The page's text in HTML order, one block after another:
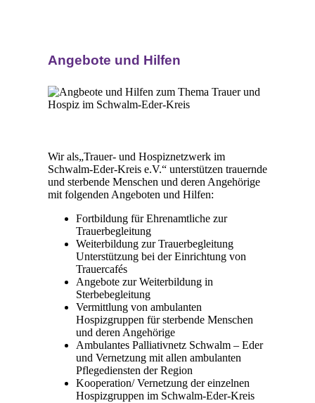
Angebote und Hilfen
Wir als„Trauer- und Hospiznetzwerk im
Schwalm-Eder-Kreis e.V.“ unterstützen trauernde
und sterbende Menschen und deren Angehörige
mit folgenden Angeboten und Hilfen:
Fortbildung für Ehrenamtliche zur
Trauerbegleitung
Weiterbildung zur Trauerbegleitung
Unterstützung bei der Einrichtung von
Trauercafés
Angebote zur Weiterbildung in
Sterbebegleitung
Vermittlung von ambulanten
Hospizgruppen für sterbende Menschen
und deren Angehörige
Ambulantes Palliativnetz Schwalm – Eder
und Vernetzung mit allen ambulanten
Pflegediensten der Region
Kooperation/ Vernetzung der einzelnen
Hospizgruppen im Schwalm-Eder-Kreis